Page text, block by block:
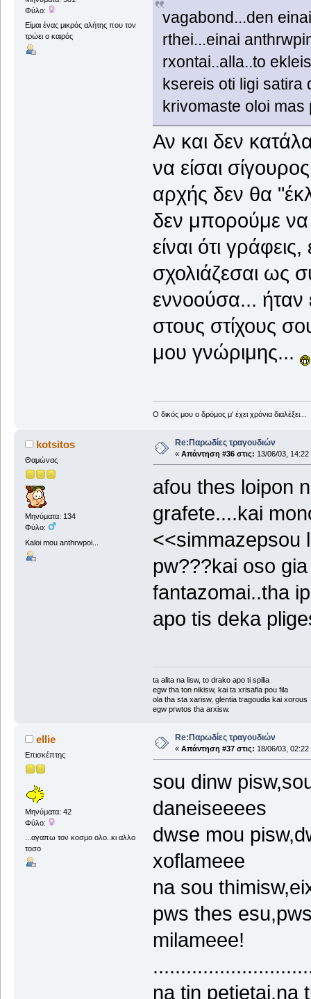
Φύλο:
Είμαι ένας μικρός αλήτης που τον
τρώει ο καιρός
vagabond...den
rthei...einai
rxontai..alla..to
ksereis oti ligi satira
krivomaste oloi
Αν και δεν
να είσαι
αρχής δεν θα
δεν μπορούμε να
είναι ότι
σχολιάζεσαι ως
εννοούσα... ήταν
στους στίχους
μου γνώριμης...
Ο δικός μου ο δρόμος μ' έχει χρόνια διαλέξει...
kotsitos
Θαμώνας
Μηνύματα: 134
Φύλο:
Kaloi mou anthrwpoi...
Re:Παρωδίες τραγουδιών
« Απάντηση #36 στις: 13/06/03, 14:22
afou thes loipon
grafete....kai
<<simmazepsou
pw???kai oso
fantazomai..tha
apo tis deka
ta alita na lisw, to drako apo ti spilia
egw tha ton nikisw, kai ta xrisafia pou fila
ola tha sta xarisw, glentia tragoudia kai xorous
egw prwtos tha arxisw.
ellie
Επισκέπτης
Μηνύματα: 42
Φύλο:
...αγαπω τον κοσμο ολο..κι αλλο
τοσο
Re:Παρωδίες τραγουδιών
« Απάντηση #37 στις: 18/06/03, 02:22
sou dinw
daneiseeees
dwse mou
xoflameee
na sou
pws thes
milameee!
na tin petietai,na